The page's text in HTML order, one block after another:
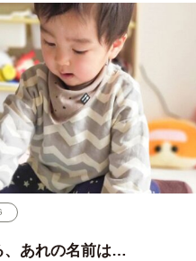
、あれの名前は…